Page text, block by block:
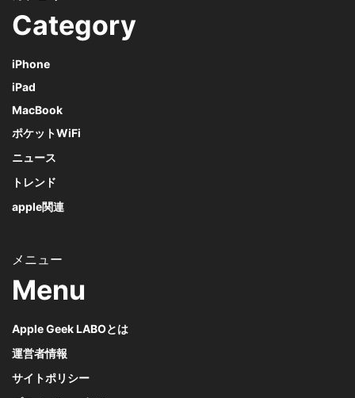
Category
iPhone
iPad
MacBook
ポケットWiFi
ニュース
トレンド
apple関連
Menu
Apple Geek LABOとは
運営者情報
サイトポリシー